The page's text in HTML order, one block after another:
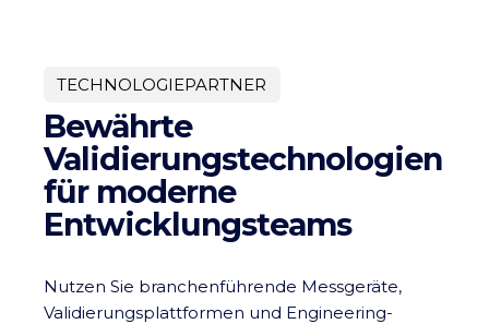
TECHNOLOGIEPARTNER
Bewährte
Validierungstechnologien
für moderne
Entwicklungsteams
Nutzen Sie branchenführende Messgeräte,
Validierungsplattformen und Engineering-